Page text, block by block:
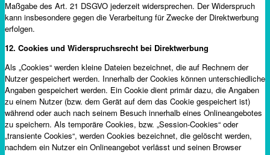
Maßgabe des Art. 21 DSGVO jederzeit widersprechen. Der Widerspruch
kann insbesondere gegen die Verarbeitung für Zwecke der Direktwerbung
erfolgen.
12. Cookies und Widerspruchsrecht bei Direktwerbung
Als „Cookies“ werden kleine Dateien bezeichnet, die auf Rechnern der
Nutzer gespeichert werden. Innerhalb der Cookies können unterschiedliche
Angaben gespeichert werden. Ein Cookie dient primär dazu, die Angaben
zu einem Nutzer (bzw. dem Gerät auf dem das Cookie gespeichert ist)
während oder auch nach seinem Besuch innerhalb eines Onlineangebotes
zu speichern. Als temporäre Cookies, bzw. „Session-Cookies“ oder
„transiente Cookies“, werden Cookies bezeichnet, die gelöscht werden,
nachdem ein Nutzer ein Onlineangebot verlässt und seinen Browser